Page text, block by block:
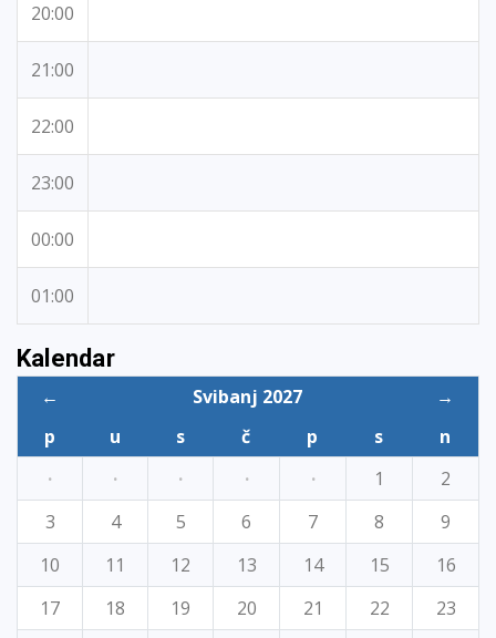
20:00
21:00
22:00
23:00
00:00
01:00
Kalendar
← Svibanj 2027
→
p
u s č p s
n
·
· · · · 1
2
3
4 5 6 7 8
9
10
11 12 13 14 15
16
17
18 19 20 21 22
23